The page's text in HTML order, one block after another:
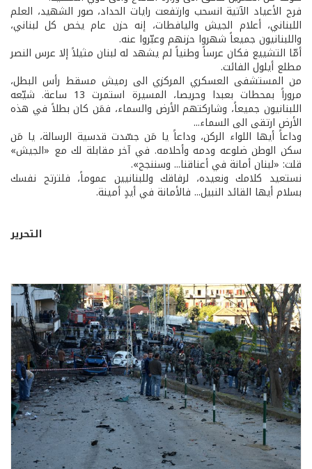
فرح الأعياد الآتية انسحب وارتفعت رايات الحداد، صور الشهيد، العلم
اللبناني، أعلام الجيش واليافطات، إنه حزن عام يخص كل لبناني،
واللبنانيون جميعاً شهروا حزنهم وعبّروا عنه.
أمّا التشييع فكان عرساً وطنياً لم يشهد له لبنان مثيلاً إلا عرس النصر
مطلع أيلول الفائت.
من المستشفى العسكري المركزي الى رميش مسقط رأس البطل،
مروراً بمحطات بعبدا وحريصا، المسيرة استمرت 13 ساعة. شيّعه
اللبنانيون جميعاً، وشاركتهم الأرض والسماء، فمَن كان بطلاً في هذه
الأرض ارتقى الى السماء...
وداعاً أيها اللواء الركن، وداعاً يا مَن جسّدت قدسية الرسالة، يا مَن
سكن الوطن ضلوعه ودمه وأحلامه. في آخر مقابلة لك مع «الجيش»
قلت: «لبنان أمانة في أعناقنا... وسننجح».
نستعيد كلامك ونعيده، لرفاقك وللبنانيين عموماً، فلترتح نفسك
بسلام أيها القائد النبيل... فالأمانة في أيدٍ أمينة.
التحرير